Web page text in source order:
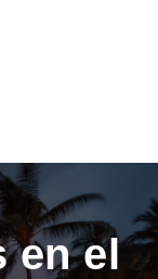
en el